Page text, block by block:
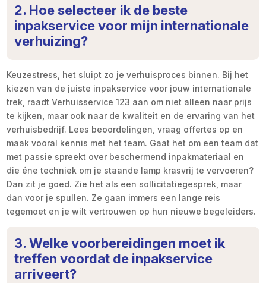
2. Hoe selecteer ik de beste
inpakservice voor mijn internationale
verhuizing?
Keuzestress, het sluipt zo je verhuisproces binnen. Bij het
kiezen van de juiste inpakservice voor jouw internationale
trek, raadt Verhuisservice 123 aan om niet alleen naar prijs
te kijken, maar ook naar de kwaliteit en de ervaring van het
verhuisbedrijf. Lees beoordelingen, vraag offertes op en
maak vooral kennis met het team. Gaat het om een team dat
met passie spreekt over beschermend inpakmateriaal en
die éne techniek om je staande lamp krasvrij te vervoeren?
Dan zit je goed. Zie het als een sollicitatiegesprek, maar
dan voor je spullen. Ze gaan immers een lange reis
tegemoet en je wilt vertrouwen op hun nieuwe begeleiders.
3. Welke voorbereidingen moet ik
treffen voordat de inpakservice
arriveert?